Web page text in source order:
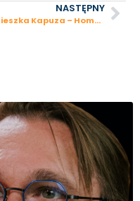
NASTĘPNY
Agnieszka Kapuza – Home Pandora: od pracy kelnerki do własnej agencji nieruchomości w Hiszpanii